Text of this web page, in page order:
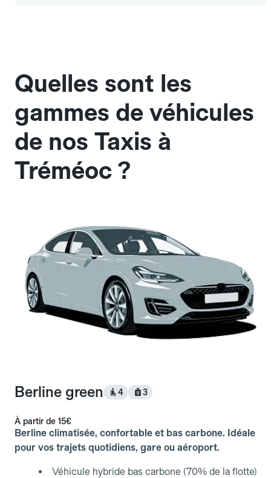
Quelles sont les
gammes de véhicules
de nos Taxis à
Tréméoc ?
Berline green 4 3
À partir de 15€
Berline climatisée, confortable et bas carbone. Idéale
pour vos trajets quotidiens, gare ou aéroport.
Véhicule hybride bas carbone (70% de la flotte)